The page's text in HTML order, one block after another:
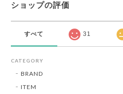
ショップの評価
すべて 31
CATEGORY
BRAND
ITEM